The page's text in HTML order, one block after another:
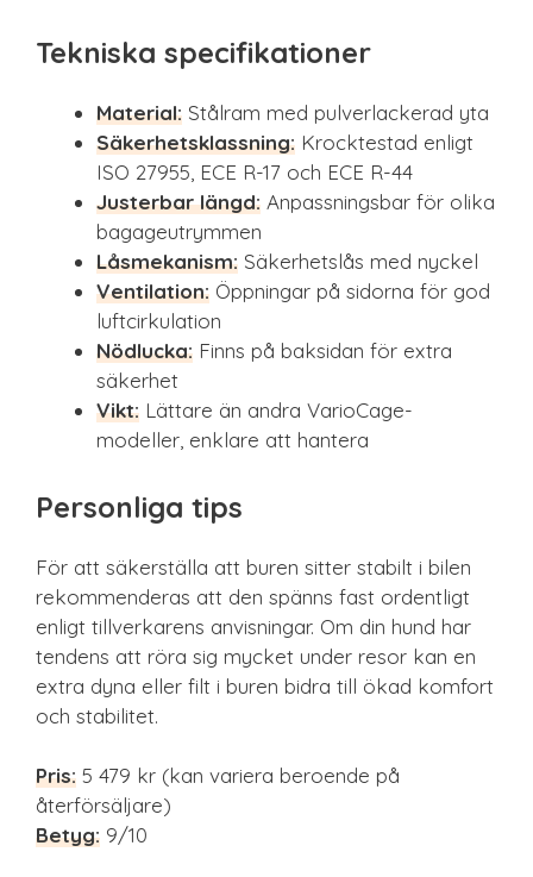
Tekniska specifikationer
Material: Stålram med pulverlackerad yta
Säkerhetsklassning: Krocktestad enligt
ISO 27955, ECE R-17 och ECE R-44
Justerbar längd: Anpassningsbar för olika
bagageutrymmen
Låsmekanism: Säkerhetslås med nyckel
Ventilation: Öppningar på sidorna för god
luftcirkulation
Nödlucka: Finns på baksidan för extra
säkerhet
Vikt: Lättare än andra VarioCage-
modeller, enklare att hantera
Personliga tips
För att säkerställa att buren sitter stabilt i bilen
rekommenderas att den spänns fast ordentligt
enligt tillverkarens anvisningar. Om din hund har
tendens att röra sig mycket under resor kan en
extra dyna eller filt i buren bidra till ökad komfort
och stabilitet.
Pris: 5 479 kr (kan variera beroende på
återförsäljare)
Betyg: 9/10